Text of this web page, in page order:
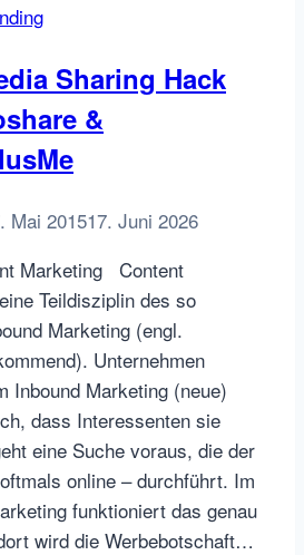
Sharing Hack
&
Mai 201517. Juni 2026
Marketing Content
Teildisziplin des so
Marketing (engl.
Unternehmen
Inbound Marketing (neue)
dass Interessenten sie
eine Suche voraus, die der
online – durchführt. Im
funktioniert das genau
wird die Werbebotschaft…